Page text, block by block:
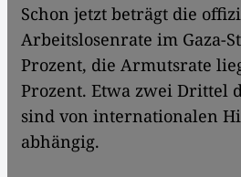
Schon jetzt beträgt die
Arbeitslosenrate im Gaza-
Prozent, die Armutsrate
Prozent. Etwa zwei Drittel
sind von internationalen
abhängig.